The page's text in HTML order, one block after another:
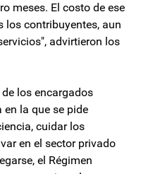
meses. El costo de ese
los contribuyentes, aun
advirtieron los
los encargados
en la que se pide
cuidar los
en el sector privado
el Régimen